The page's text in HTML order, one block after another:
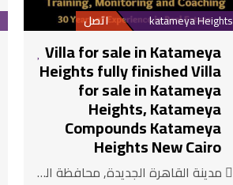
katameya Heights اتصل
Villa for sale in Katameya
Heights fully finished Villa
for sale in Katameya
Heights, Katameya
Compounds Katameya
Heights New Cairo
مدينة القاهرة الجديدة, محافظة القاهرة